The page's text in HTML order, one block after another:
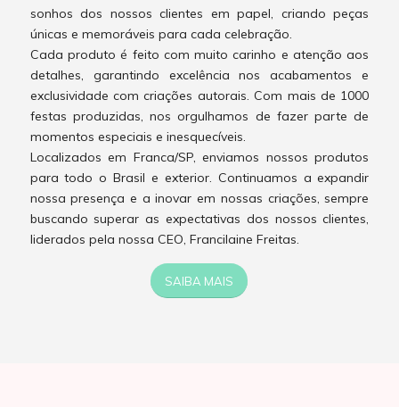
sonhos dos nossos clientes em papel, criando peças
únicas e memoráveis para cada celebração.
Cada produto é feito com muito carinho e atenção aos
detalhes, garantindo excelência nos acabamentos e
exclusividade com criações autorais. Com mais de 1000
festas produzidas, nos orgulhamos de fazer parte de
momentos especiais e inesquecíveis.
Localizados em Franca/SP, enviamos nossos produtos
para todo o Brasil e exterior. Continuamos a expandir
nossa presença e a inovar em nossas criações, sempre
buscando superar as expectativas dos nossos clientes,
liderados pela nossa CEO, Francilaine Freitas.
SAIBA MAIS